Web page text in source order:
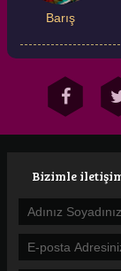
Barış
Bizimle